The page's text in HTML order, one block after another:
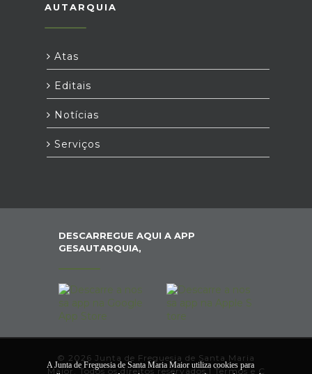
AUTARQUIA
Atas
Editais
Notícias
Serviços
DESCARREGUE AQUI A APP
GESAUTARQUIA,
© 2026 Junta de Freguesia de Santa Maria
Maior. Todos os direitos reservados |Termos e C
A Junta de Freguesia de Santa Maria Maior utiliza cookies para